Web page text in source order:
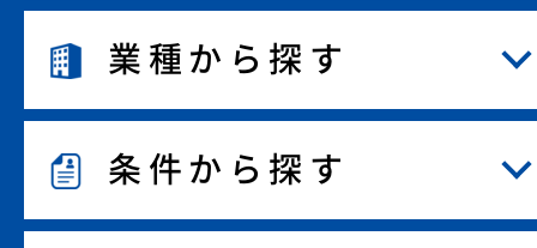
業種から探す
条件から探す